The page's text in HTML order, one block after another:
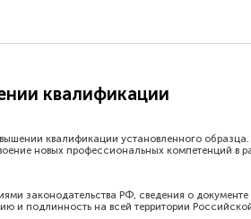
квалификации
квалификации установленного образца.
новых профессиональных компетенций в
законодательства РФ, сведения о документе
и подлинность на всей территории